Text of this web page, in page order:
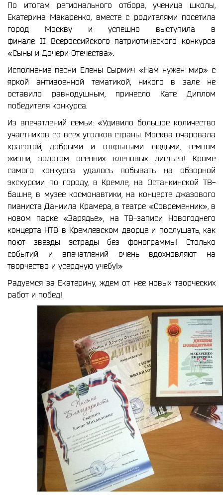
По итогам регионального отбора, ученица школы,
Екатерина Макаренко, вместе с родителями посетила
город Москву и успешно выступила в
финале IIВсероссийского патриотического конкурса
«Сыны и Дочери Отечества».
Исполнение песни Елены Сырмич «Нам нужен мир» с
яркой антивоенной тематикой, никого в зале не
оставило равнодушным, принесло Кате Диплом
победителя конкурса.
Из впечатлений семьи: «Удивило большое количество
участников со всех уголков страны. Москва очаровала
красотой, добрыми и открытыми людьми, темпом
жизни, золотом осенних кленовых листьев! Кроме
самого конкурса удалось побывать на обзорной
экскурсии по городу, в Кремле, на Останкинской ТВ-
башне, в музее космонавтики, на концерте джазового
пианиста Даниила Крамера, в театре «Современник», в
новом парке «Зарядье», на ТВ-записи Новогоднего
концерта НТВ в Кремлевском дворце и послушать, как
поют звезды эстрады без фонограммы! Столько
событий и впечатлений очень вдохновляют на
творчество и усердную учебу!»
Радуемся за Екатерину, ждем от нее новых творческих
работ и побед!